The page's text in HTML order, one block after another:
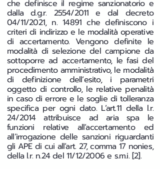
che definisce il regime sanzionatorio e
dalla d.g.r. 2554/2011 e dal decreto
04/11/2021, n. 14891 che definiscono i
criteri di indirizzo e le modalità operative
di accertamento. Vengono definite le
modalità di selezione del campione da
sottoporre ad accertamento, le fasi del
procedimento amministrativo, le modalità
di definizione dell’esito, i parametri
oggetto di controllo, le relative penalità
in caso di errore e le soglie di tolleranza
specifica per ogni dato. L’art.11 della l.r.
24/2014 attribuisce ad aria spa le
funzioni relative all’accertamento ed
all’irrogazione delle sanzioni riguardanti
gli APE di cui all’art. 27, comma 17 nonies,
della l.r. n.24 del 11/12/2006 e s.m.i. [2].